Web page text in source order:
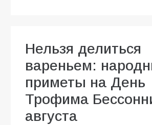
Нельзя делиться
вареньем:
приметы на День
Трофима
августа